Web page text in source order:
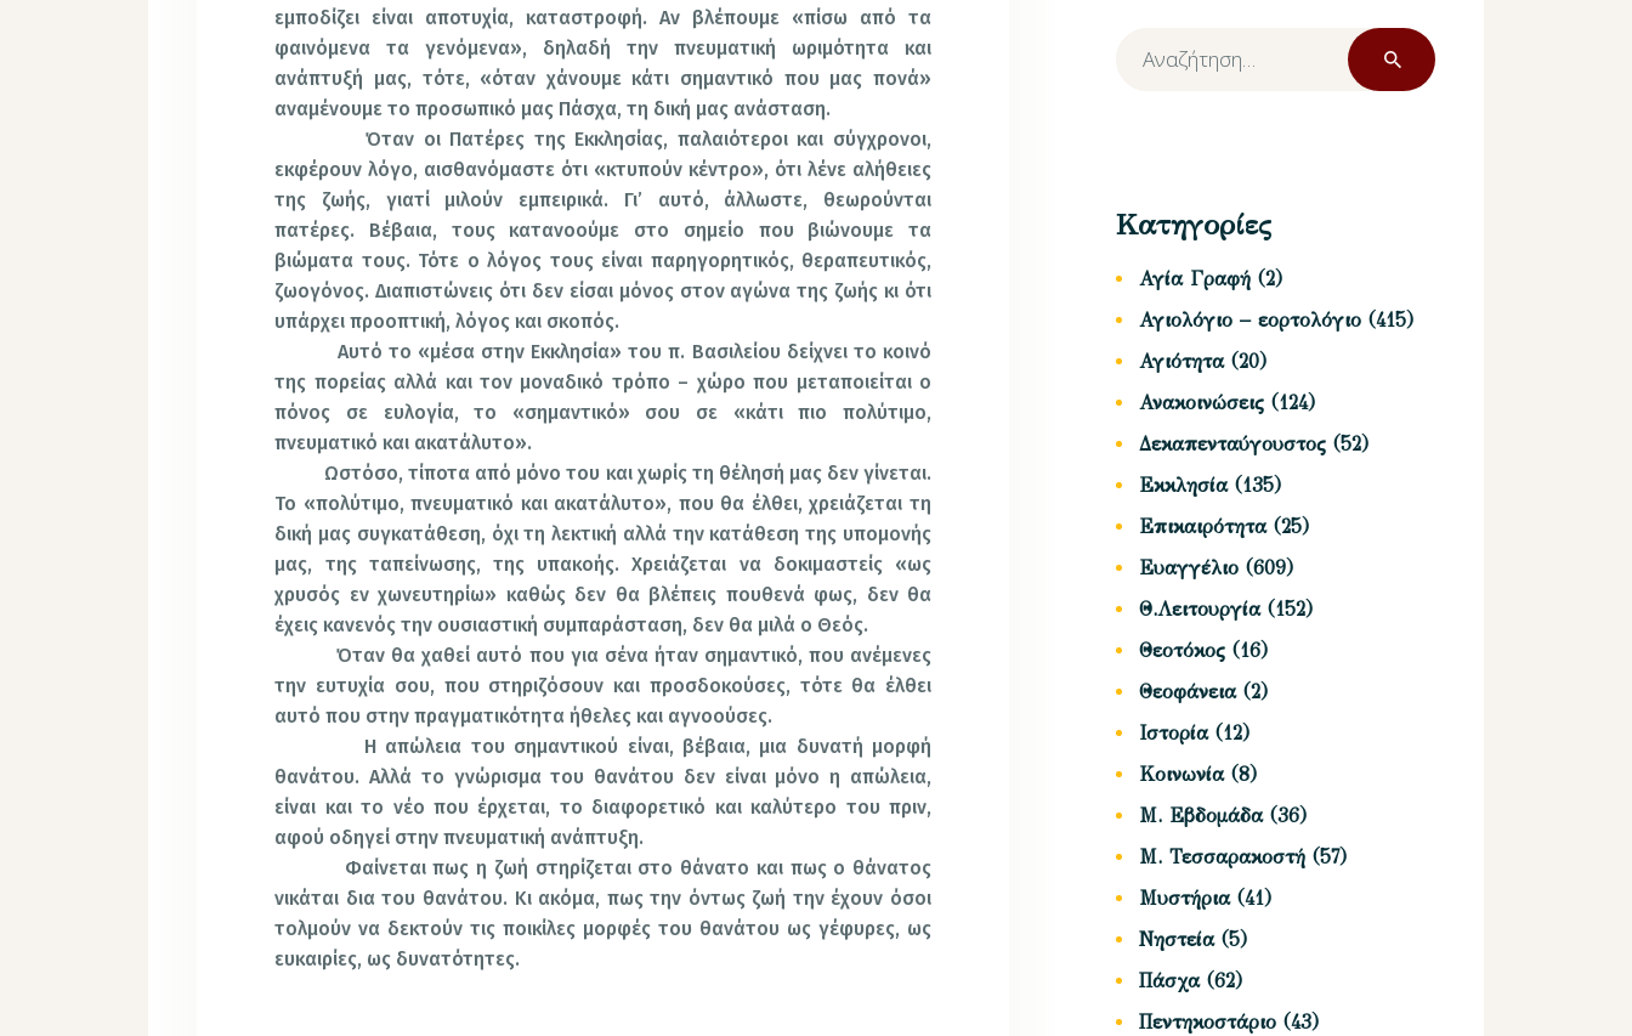
εμποδίζει είναι αποτυχία, καταστροφή. Αν βλέπουμε «πίσω από τα
φαινόμενα τα γενόμενα», δηλαδή την πνευματική ωριμότητα και
ανάπτυξή μας, τότε, «όταν χάνουμε κάτι σημαντικό που μας πονά»
αναμένουμε το προσωπικό μας Πάσχα, τη δική μας ανάσταση.
Όταν οι Πατέρες της Εκκλησίας, παλαιότεροι και σύγχρονοι,
εκφέρουν λόγο, αισθανόμαστε ότι «κτυπούν κέντρο», ότι λένε αλήθειες
της ζωής, γιατί μιλούν εμπειρικά. Γι’ αυτό, άλλωστε, θεωρούνται
πατέρες. Βέβαια, τους κατανοούμε στο σημείο που βιώνουμε τα
βιώματα τους. Τότε ο λόγος τους είναι παρηγορητικός, θεραπευτικός,
ζωογόνος. Διαπιστώνεις ότι δεν είσαι μόνος στον αγώνα της ζωής κι ότι
υπάρχει προοπτική, λόγος και σκοπός.
Αυτό το «μέσα στην Εκκλησία» του π. Βασιλείου δείχνει το κοινό
της πορείας αλλά και τον μοναδικό τρόπο – χώρο που μεταποιείται ο
πόνος σε ευλογία, το «σημαντικό» σου σε «κάτι πιο πολύτιμο,
πνευματικό και ακατάλυτο».
Ωστόσο, τίποτα από μόνο του και χωρίς τη θέλησή μας δεν γίνεται.
Το «πολύτιμο, πνευματικό και ακατάλυτο», που θα έλθει, χρειάζεται τη
δική μας συγκατάθεση, όχι τη λεκτική αλλά την κατάθεση της υπομονής
μας, της ταπείνωσης, της υπακοής. Χρειάζεται να δοκιμαστείς «ως
χρυσός εν χωνευτηρίω» καθώς δεν θα βλέπεις πουθενά φως, δεν θα
έχεις κανενός την ουσιαστική συμπαράσταση, δεν θα μιλά ο Θεός.
Όταν θα χαθεί αυτό που για σένα ήταν σημαντικό, που ανέμενες
την ευτυχία σου, που στηριζόσουν και προσδοκούσες, τότε θα έλθει
αυτό που στην πραγματικότητα ήθελες και αγνοούσες.
Η απώλεια του σημαντικού είναι, βέβαια, μια δυνατή μορφή
θανάτου. Αλλά το γνώρισμα του θανάτου δεν είναι μόνο η απώλεια,
είναι και το νέο που έρχεται, το διαφορετικό και καλύτερο του πριν,
αφού οδηγεί στην πνευματική ανάπτυξη.
Φαίνεται πως η ζωή στηρίζεται στο θάνατο και πως ο θάνατος
νικάται δια του θανάτου. Κι ακόμα, πως την όντως ζωή την έχουν όσοι
τολμούν να δεκτούν τις ποικίλες μορφές του θανάτου ως γέφυρες, ως
ευκαιρίες, ως δυνατότητες.
Αναζήτηση
για:
Κατηγορίες
Αγία Γραφή (2)
Αγιολόγιο – εορτολόγιο (415)
Αγιότητα(20)
Ανακοινώσεις (124)
Δεκαπενταύγουστος (52)
Εκκλησία(135)
Επικαιρότητα(25)
Ευαγγέλιο (609)
Θ.Λειτουργία(152)
Θεοτόκος (16)
Θεοφάνεια(2)
Ιστορία(12)
Κοινωνία(8)
Μ. Εβδομάδα(36)
Μ. Τεσσαρακοστή (57)
Μυστήρια(41)
Νηστεία(5)
Πάσχα(62)
Πεντηκοστάριο (43)